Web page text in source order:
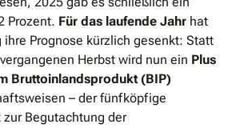
Prozent. Für das laufende Jahr hat
Prognose kürzlich gesenkt: Statt
Herbst wird nun ein Plus
Bruttoinlandsprodukt (BIP)
– der fünfköpfige
Begutachtung der